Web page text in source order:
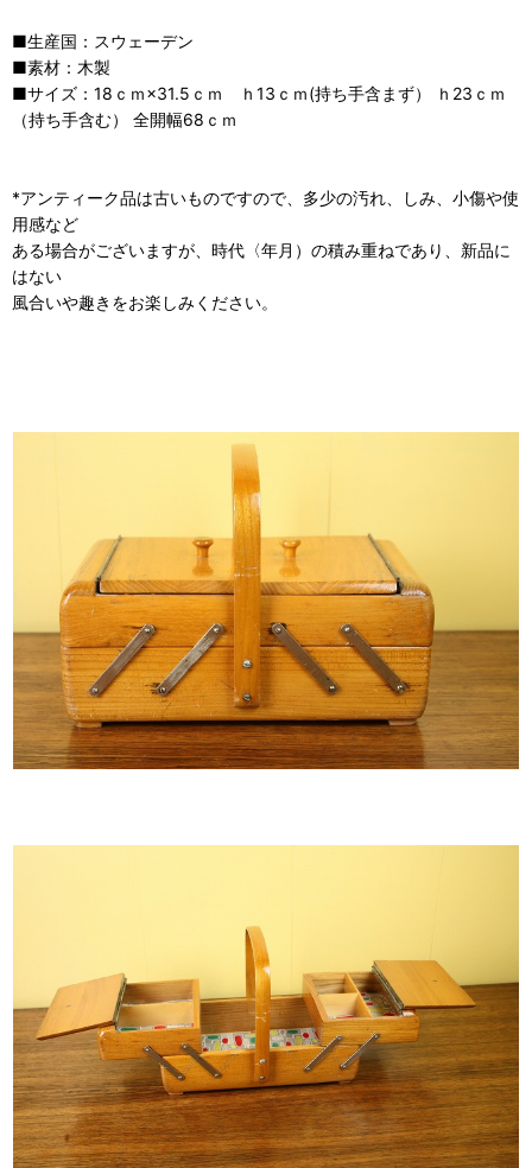
■生産国：スウェーデン
■素材：木製
■サイズ：18ｃｍ×31.5ｃｍ ｈ13ｃｍ(持ち手含まず） ｈ23ｃｍ
（持ち手含む） 全開幅68ｃｍ
*アンティーク品は古いものですので、多少の汚れ、しみ、小傷や使
用感など
ある場合がございますが、時代〈年月）の積み重ねであり、新品に
はない
風合いや趣きをお楽しみください。